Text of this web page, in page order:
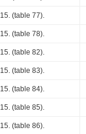
15. (table 77).
15. (table 78).
15. (table 82).
15. (table 83).
15. (table 84).
15. (table 85).
15. (table 86).